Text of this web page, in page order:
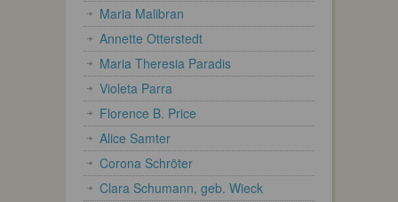
Maria Malibran
Annette Otterstedt
Maria Theresia Paradis
Violeta Parra
Florence B. Price
Alice Samter
Corona Schröter
Clara Schumann, geb. Wieck